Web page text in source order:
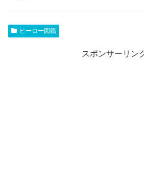
ヒーロー図鑑
スポンサーリン